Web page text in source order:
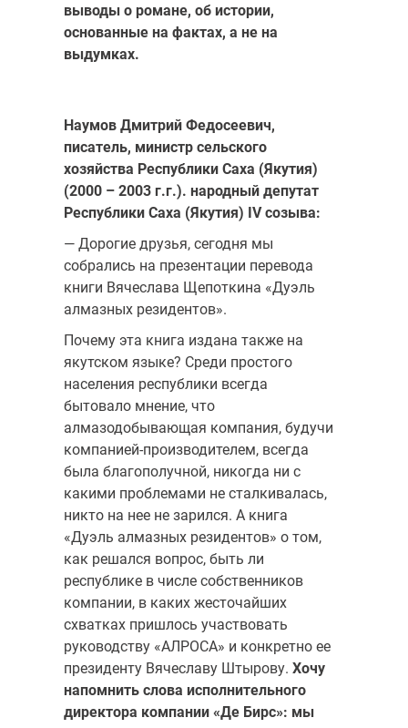
выводы о романе, об истории,
основанные на фактах, а не на
выдумках.
Наумов Дмитрий Федосеевич,
писатель, министр сельского
хозяйства Республики Саха (Якутия)
(2000 – 2003 г.г.). народный депутат
Республики Саха (Якутия) IVсозыва:
— Дорогие друзья, сегодня мы
собрались на презентации перевода
книги Вячеслава Щепоткина «Дуэль
алмазных резидентов».
Почему эта книга издана также на
якутском языке? Среди простого
населения республики всегда
бытовало мнение, что
алмазодобывающая компания, будучи
компанией-производителем, всегда
была благополучной, никогда ни с
какими проблемами не сталкивалась,
никто на нее не зарился. А книга
«Дуэль алмазных резидентов» о том,
как решался вопрос, быть ли
республике в числе собственников
компании, в каких жесточайших
схватках пришлось участвовать
руководству «АЛРОСА» и конкретно ее
президенту Вячеславу Штырову.Хочу
напомнить слова исполнительного
директора компании «Де Бирс»: мы